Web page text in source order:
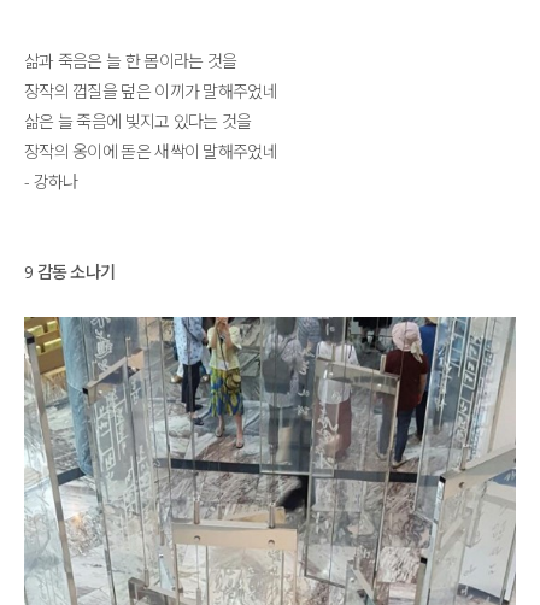
삶과 죽음은 늘 한 몸이라는 것을
장작의 껍질을 덮은 이끼가 말해주었네
삶은 늘 죽음에 빚지고 있다는 것을
장작의 옹이에 돋은 새싹이 말해주었네
- 강하나
9 감동 소나기